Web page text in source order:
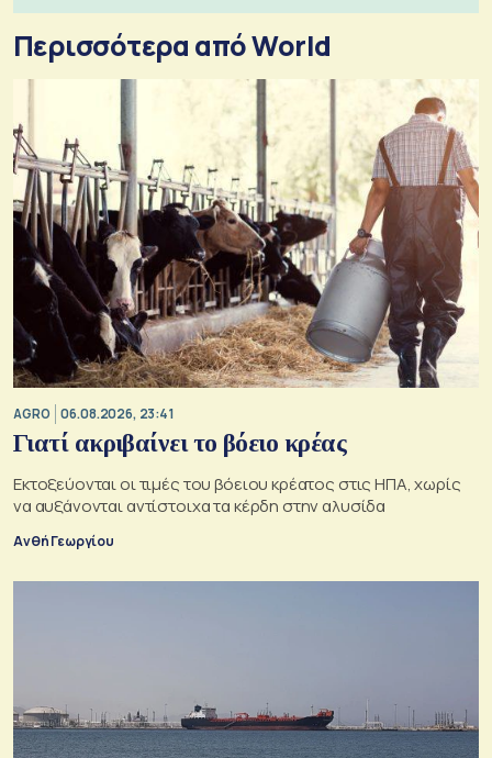
Περισσότερα από World
AGRO 06.08.2026, 23:41
Γιατί ακριβαίνει το βόειο κρέας
Εκτοξεύονται οι τιμές του βόειου κρέατος στις ΗΠΑ, χωρίς
να αυξάνονται αντίστοιχα τα κέρδη στην αλυσίδα
Ανθή Γεωργίου